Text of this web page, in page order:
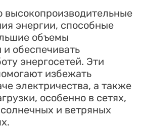
высокопроизводительные
энергии, способные
объемы
и обеспечивать
энергосетей. Эти
избежать
электричества, а также
особенно в сетях,
и ветряных